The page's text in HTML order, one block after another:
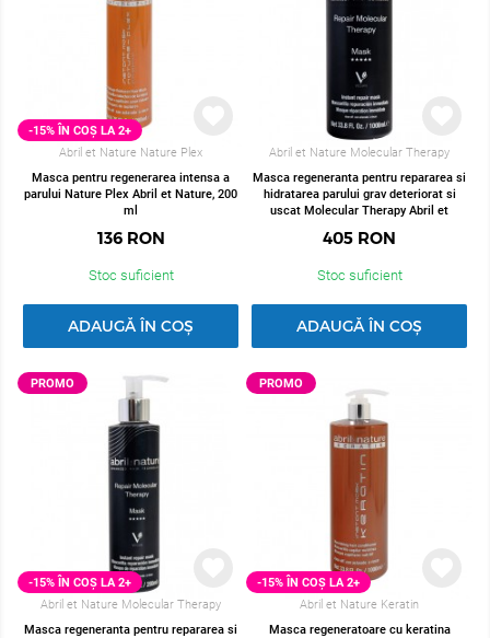
-15% ÎN COȘ LA 2+
Abril et Nature Nature Plex
Masca pentru regenerarea intensa a
parului Nature Plex Abril et Nature, 200
ml
136 RON
Stoc suficient
ADAUGĂ ÎN COȘ
Abril et Nature Molecular Therapy
Masca regeneranta pentru repararea si
hidratarea parului grav deteriorat si
uscat Molecular Therapy Abril et
405 RON
Stoc suficient
ADAUGĂ ÎN COȘ
-15% ÎN COȘ LA 2+
Abril et Nature Molecular Therapy
Masca regeneranta pentru repararea si
PROMO
-15% ÎN COȘ LA 2+
Abril et Nature Keratin
Masca regeneratoare cu keratina
PROMO